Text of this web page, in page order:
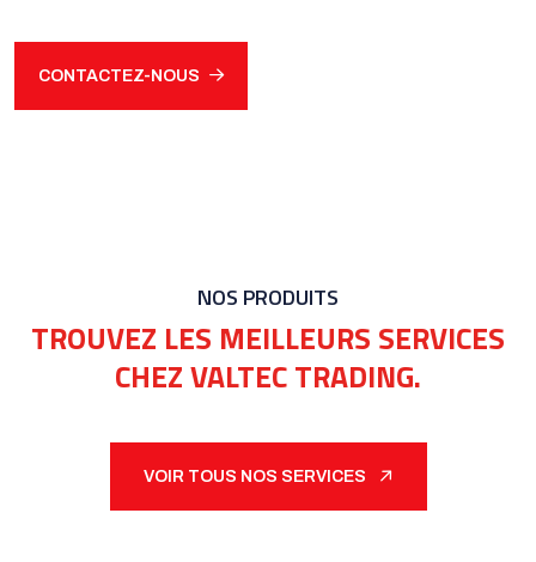
CONTACTEZ-NOUS
NOS PRODUITS
TROUVEZ LES MEILLEURS SERVICES
CHEZ VALTEC TRADING.
VOIR TOUS NOS SERVICES